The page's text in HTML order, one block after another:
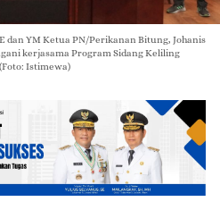
dan YM Ketua PN/Perikanan Bitung, Johanis
kerjasama Program Sidang Keliling
Istimewa)